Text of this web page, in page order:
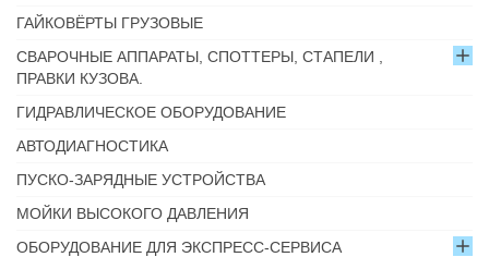
ГАЙКОВЁРТЫ ГРУЗОВЫЕ
СВАРОЧНЫЕ АППАРАТЫ, СПОТТЕРЫ, СТАПЕЛИ ,
ПРАВКИ КУЗОВА.
ГИДРАВЛИЧЕСКОЕ ОБОРУДОВАНИЕ
АВТОДИАГНОСТИКА
ПУСКО-ЗАРЯДНЫЕ УСТРОЙСТВА
МОЙКИ ВЫСОКОГО ДАВЛЕНИЯ
ОБОРУДОВАНИЕ ДЛЯ ЭКСПРЕСС-СЕРВИСА